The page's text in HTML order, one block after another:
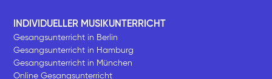
INDIVIDUELLER MUSIKUNTERRICHT
Gesangsunterricht in Berlin
Gesangsunterricht in Hamburg
Gesangsunterricht in München
Online Gesangsunterricht